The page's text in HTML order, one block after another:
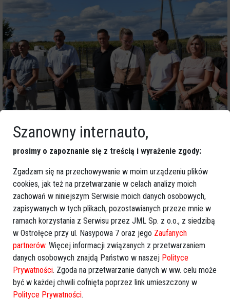
Szanowny internauto,
prosimy o zapoznanie się z treścią i wyrażenie zgody:
Zgadzam się na przechowywanie w moim urządzeniu plików
cookies, jak też na przetwarzanie w celach analizy moich
zachowań w niniejszym Serwisie moich danych osobowych,
zapisywanych w tych plikach, pozostawianych przeze mnie w
ramach korzystania z Serwisu przez JML Sp. z o.o., z siedzibą
w Ostrołęce przy ul. Nasypowa 7 oraz jego Zaufanych
partnerów. Więcej informacji związanych z przetwarzaniem
danych osobowych znajdą Państwo w naszej Polityce
Prywatności. Zgoda na przetwarzanie danych w ww. celu może
być w każdej chwili cofnięta poprzez link umieszczony w
Polityce Prywatności.